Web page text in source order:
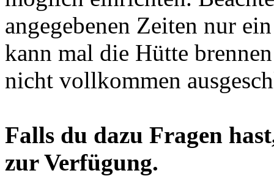
angegebenen Zeiten nur
kann mal die Hütte
nicht vollkommen
Falls du dazu Fragen
zur Verfügung.